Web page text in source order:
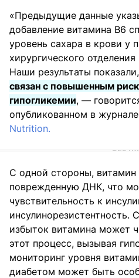
«Предыдущие данные
добавление витамина B6
уровень сахара в крови у
хирургического
Наши результаты
связан с повышенным
гипогликемии, —
опубликованном в журнале
Nutrition.
С одной стороны, витамин
поврежденную ДНК, что
чувствительность к
инсулинорезистентность.
избыток витамина может
этот процесс, вызывая
мониторинг уровня
диабетом может быть